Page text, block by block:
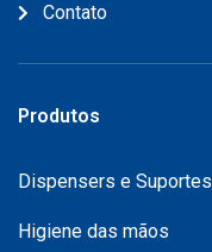
Contato
Produtos
Dispensers e Suportes
Higiene das mãos